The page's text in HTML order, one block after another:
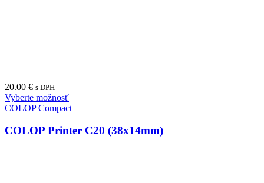
20.00 € s DPH
Vyberte možnosť
COLOP Compact
COLOP Printer C20 (38x14mm)